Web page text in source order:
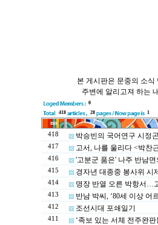
본 게시판은 문중의 소
주변에 알리고져 하는
0
418
28 1
no
418
박승빈의 국어연구 시정
417 고서, 나를 울리다 <박찬
416 '고분군 품은' 나주 반남
415 경자년 대종중 봉사위 시
414 명장 반열 오른 박항서…
413 반남 박씨, ‘80세 이상 어
412 조선시대 포쇄일기
411 ‘족보 있는 서체 전주완